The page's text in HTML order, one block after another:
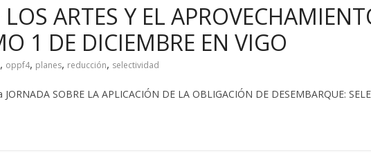
ARTES Y EL
1 DE DICIEMBRE EN VIGO
, oppf4, planes, reducción, selectividad
SOBRE LA APLICACIÓN DE LA OBLIGACIÓN DE DESEMBARQUE: